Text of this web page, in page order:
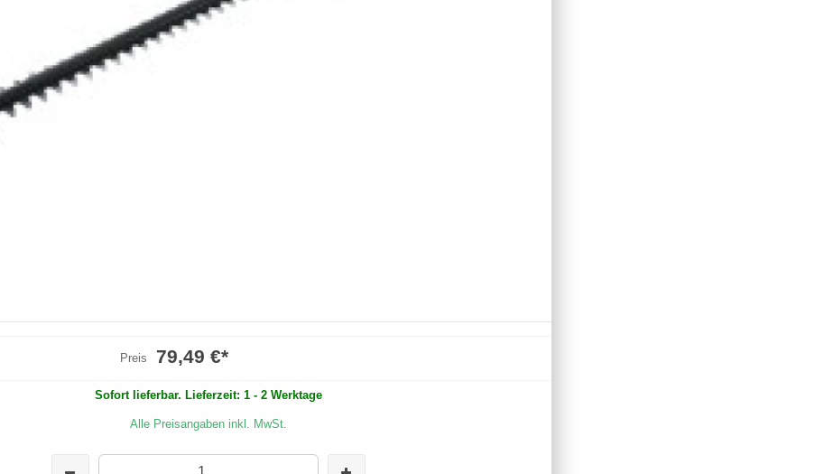
Preis 79,49 €*
Sofort lieferbar. Lieferzeit: 1 - 2 Werktage
Alle Preisangaben inkl. MwSt.